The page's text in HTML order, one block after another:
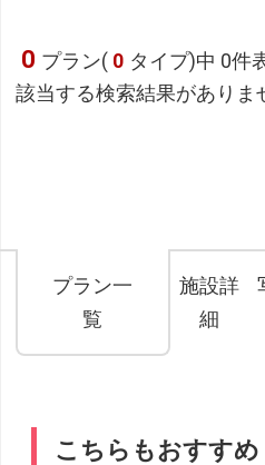
0 プラン( 0 タイプ)中 0件
該当する検索結果がありま
プラン一
覧
施設詳
細
こちらもおすすめ